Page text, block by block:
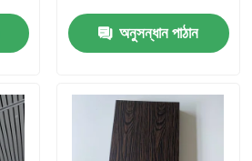
অনুসন্ধান পাঠান